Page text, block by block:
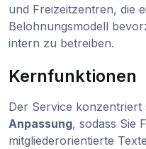
und Freizeitzentren, die
Belohnungsmodell
intern zu betreiben.
Kernfunktionen
Der Service konzentriert
Anpassung, sodass Sie
mitgliederorientierte